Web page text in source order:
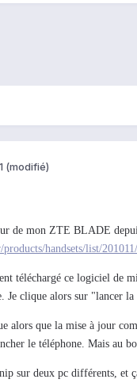
(modifié)
de mon ZTE BLADE
handsets/list/
téléchargé ce logiciel de
Je clique alors sur "lancer
alors que la mise à jour
le téléphone. Mais au
sur deux pc différents, et